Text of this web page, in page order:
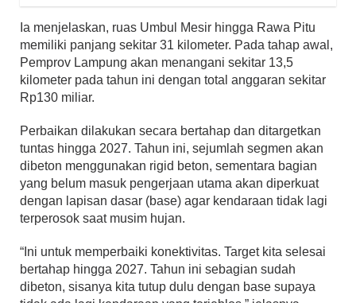
Ia menjelaskan, ruas Umbul Mesir hingga Rawa Pitu
memiliki panjang sekitar 31 kilometer. Pada tahap awal,
Pemprov Lampung akan menangani sekitar 13,5
kilometer pada tahun ini dengan total anggaran sekitar
Rp130 miliar.
Perbaikan dilakukan secara bertahap dan ditargetkan
tuntas hingga 2027. Tahun ini, sejumlah segmen akan
dibeton menggunakan rigid beton, sementara bagian
yang belum masuk pengerjaan utama akan diperkuat
dengan lapisan dasar (base) agar kendaraan tidak lagi
terperosok saat musim hujan.
“Ini untuk memperbaiki konektivitas. Target kita selesai
bertahap hingga 2027. Tahun ini sebagian sudah
dibeton, sisanya kita tutup dulu dengan base supaya